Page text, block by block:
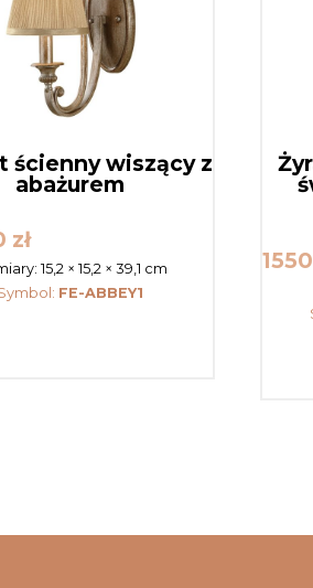
ścienny wiszący z
abażurem
zł
15,2 × 15,2 × 39,1 cm
FE-ABBEY1